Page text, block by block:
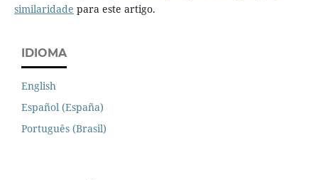
similaridade para este artigo.
IDIOMA
English
Español (España)
Português (Brasil)